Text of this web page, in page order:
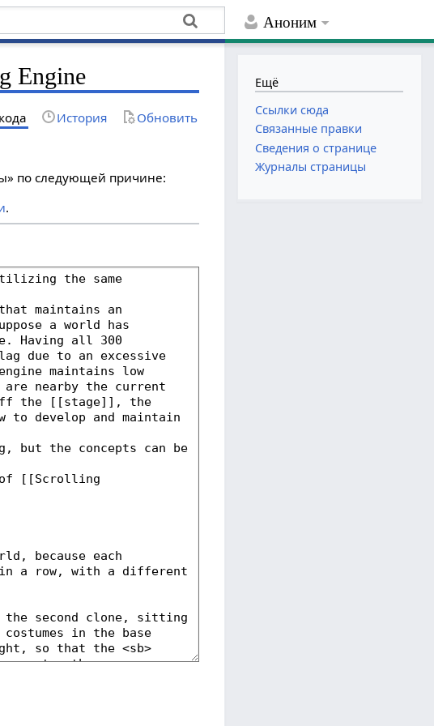
Аноним
Engine
История Обновить
по следующей причине:
.
Ещё
Ссылки сюда
Связанные правки
Сведения о странице
Журналы страницы